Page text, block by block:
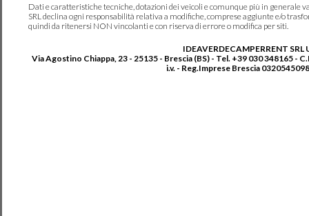
Dati e caratteristiche tecniche, dotazioni dei veicoli e comunque più in generale
SRL declina ogni responsabilità relativa a modifiche, comprese aggiunte e/o
quindi da ritenersi NON vincolanti e con riserva di errore o modifica per siti.
IDEAVERDECAMPERRENT SRL
Via Agostino Chiappa, 23 - 25135 - Brescia (BS) - Tel. +39 030 348165 -
i.v. - Reg.Imprese Brescia